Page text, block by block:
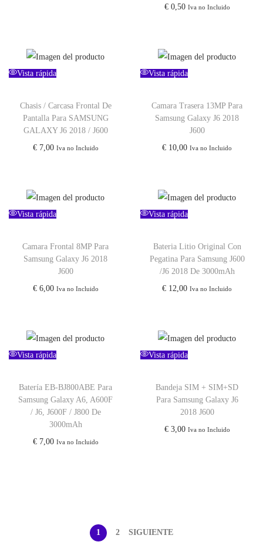
€0,50 Iva no Incluido
Vista rápida
Chasis / Carcasa Frontal De
Pantalla Para SAMSUNG
GALAXY J6 2018 / J600
€7,00 Iva no Incluido
Vista rápida
Camara Trasera 13MP Para
Samsung Galaxy J6 2018
J600
€ 10,00 Iva no Incluido
Vista rápida
Camara Frontal 8MP Para
Samsung Galaxy J6 2018
J600
€6,00 Iva no Incluido
Vista rápida
Bateria Litio Original Con
Pegatina Para Samsung J600
/J6 2018 De 3000mAh
€ 12,00 Iva no Incluido
Vista rápida
Batería EB-BJ800ABE Para
Samsung Galaxy A6, A600F
/ J6, J600F / J800 De
3000mAh
€7,00 Iva no Incluido
Vista rápida
Bandeja SIM + SIM+SD
Para Samsung Galaxy J6
2018 J600
€3,00 Iva no Incluido
1 2 SIGUIENTE